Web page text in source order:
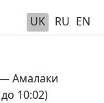
UK RU EN
Амалаки
10:02)